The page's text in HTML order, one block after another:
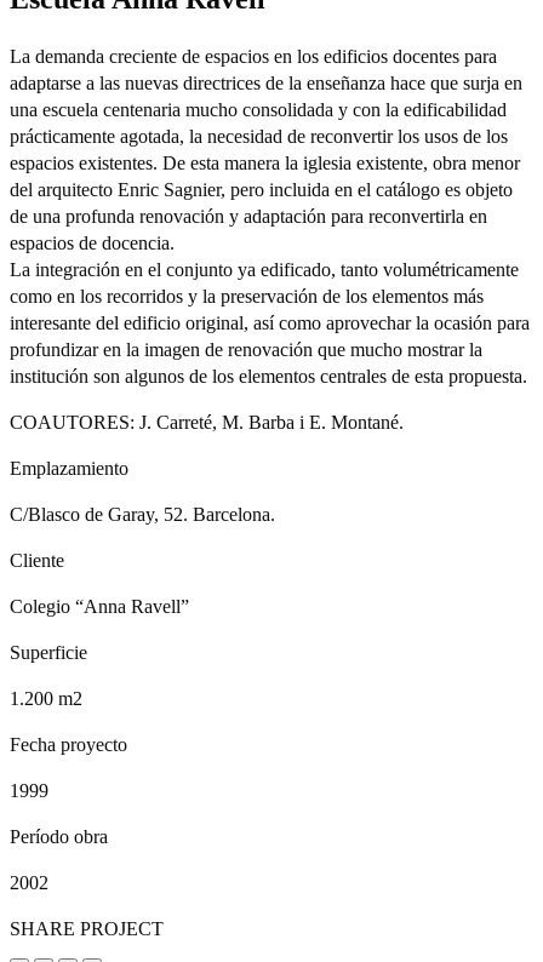
La demanda creciente de espacios en los edificios docentes para
adaptarse a las nuevas directrices de la enseñanza hace que surja en
una escuela centenaria mucho consolidada y con la edificabilidad
prácticamente agotada, la necesidad de reconvertir los usos de los
espacios existentes. De esta manera la iglesia existente, obra menor
del arquitecto Enric Sagnier, pero incluida en el catálogo es objeto
de una profunda renovación y adaptación para reconvertirla en
espacios de docencia.
La integración en el conjunto ya edificado, tanto volumétricamente
como en los recorridos y la preservación de los elementos más
interesante del edificio original, así como aprovechar la ocasión para
profundizar en la imagen de renovación que mucho mostrar la
institución son algunos de los elementos centrales de esta propuesta.
COAUTORES: J. Carreté, M. Barba i E. Montané.
Emplazamiento
C/Blasco de Garay, 52. Barcelona.
Cliente
Colegio “Anna Ravell”
Superficie
1.200 m2
Fecha proyecto
1999
Período obra
2002
SHARE PROJECT